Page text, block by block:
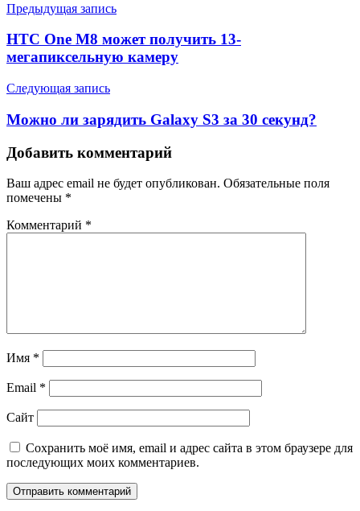
Предыдущая запись
HTC One M8 может получить 13-
мегапиксельную камеру
Следующая запись
Можно ли зарядить Galaxy S3 за 30 секунд?
Добавить комментарий
Ваш адрес email не будет опубликован. Обязательные поля
помечены *
Комментарий *
Имя *
Email *
Сайт
Сохранить моё имя, email и адрес сайта в этом браузере для
последующих моих комментариев.